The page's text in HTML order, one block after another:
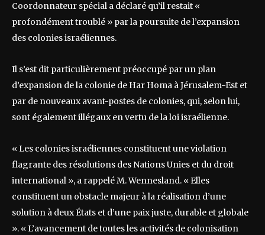
Coordonnateur spécial a déclaré qu’il restait «
profondément troublé » par la poursuite de l’expansion
des colonies israéliennes.
Il s’est dit particulièrement préoccupé par un plan
d’expansion de la colonie de Har Homa à Jérusalem-Est et
par de nouveaux avant-postes de colonies, qui, selon lui,
sont également illégaux en vertu de la loi israélienne.
« Les colonies israéliennes constituent une violation
flagrante des résolutions des Nations Unies et du droit
international », a rappelé M. Wennesland. « Elles
constituent un obstacle majeur à la réalisation d’une
solution à deux États et d’une paix juste, durable et globale
». « L’avancement de toutes les activités de colonisation